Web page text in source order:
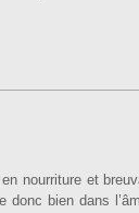
nourriture et
donc bien dans